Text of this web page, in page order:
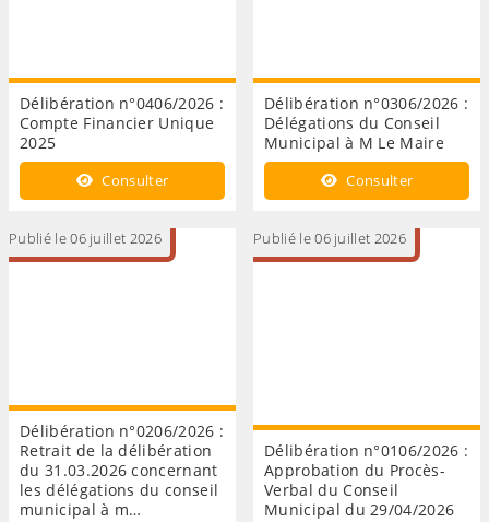
Délibération n°0406/2026 :
Compte Financier Unique
2025
Consulter
Délibération n°0306/2026 :
Délégations du Conseil
Municipal à M Le Maire
Consulter
Publié le 06 juillet 2026
Délibération n°0206/2026 :
Retrait de la délibération
du 31.03.2026 concernant
les délégations du conseil
municipal à m…
Publié le 06 juillet 2026
Délibération n°0106/2026 :
Approbation du Procès-
Verbal du Conseil
Municipal du 29/04/2026